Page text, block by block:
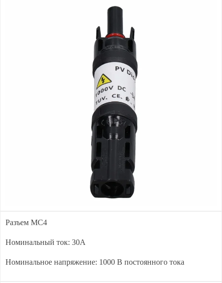
Разъем МС4
Номинальный ток: 30А
Номинальное напряжение: 1000 В постоянного тока